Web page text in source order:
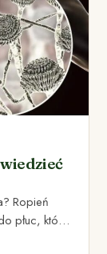
Ropień
płuc, który